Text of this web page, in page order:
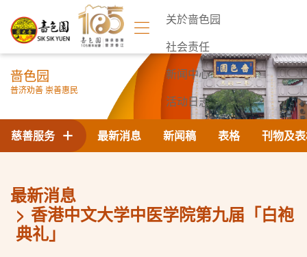
关於啬色园
社会责任
新闻中心
活动日志
联络我们
啬色园
普济劝善 崇善惠民
最新消息 新闻稿 表格 刊物及
慈善服务
最新消息
香港中文大学中医学院第九届「白袍
典礼」